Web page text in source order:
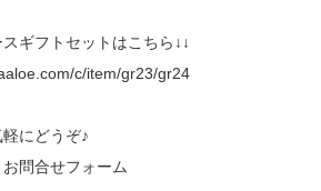
ギフトセットはこちら↓↓
c/item/gr23/gr24
にどうぞ♪
お問合せフォーム